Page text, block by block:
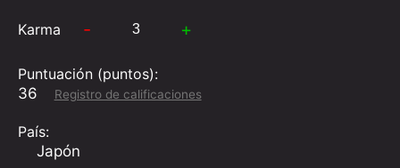
Karma - +
Puntuación (puntos):
36
Registro de calificaciones
País:
Japón